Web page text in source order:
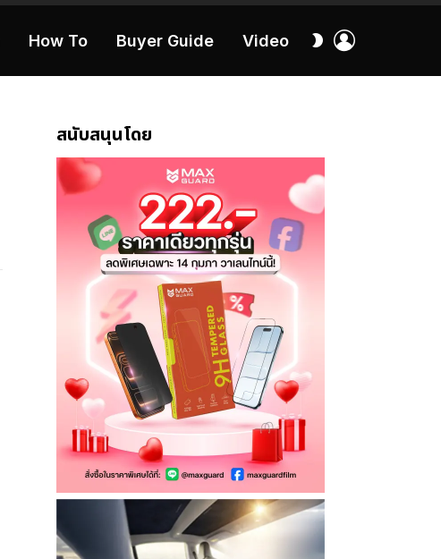
How To Buyer Guide Video
สลับ
สนับสนุนโดย